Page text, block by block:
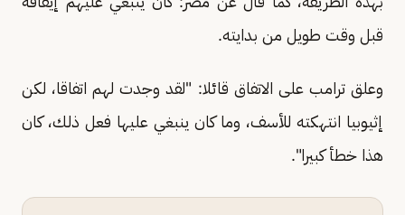
قبل وقت طويل من بدايته.
وعلق ترامب على الاتفاق قائلا: "لقد وجدت لهم اتفاقا، لكن
إثيوبيا انتهكته للأسف، وما كان ينبغي عليها فعل ذلك، كان
هذا خطأ كبيرا".